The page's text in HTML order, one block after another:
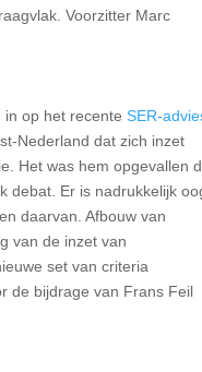
Voorzitter Marc
in op het recenteSER-
Nederland dat zich inzet
Het was hem opgevallen
debat. Er is nadrukkelijk
daarvan. Afbouw van
van de inzet van
set van criteria
de bijdrage van Frans Feil